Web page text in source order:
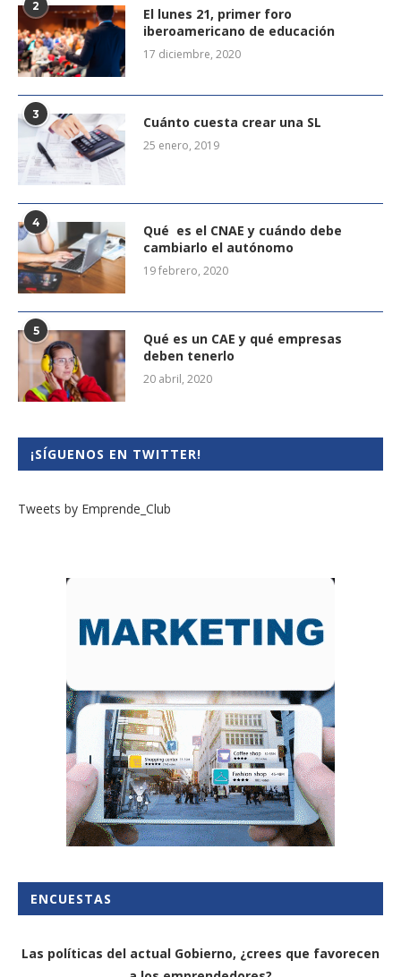
2
El lunes 21, primer foro
iberoamericano de educación
17 diciembre, 2020
3 Cuánto cuesta crear una SL
25 enero, 2019
4
Qué es el CNAE y cuándo debe
cambiarlo el autónomo
19 febrero, 2020
5
Qué es un CAE y qué empresas
deben tenerlo
20 abril, 2020
¡SÍGUENOS EN TWITTER!
Tweets by Emprende_Club
ENCUESTAS
Las políticas del actual Gobierno, ¿crees que favorecen